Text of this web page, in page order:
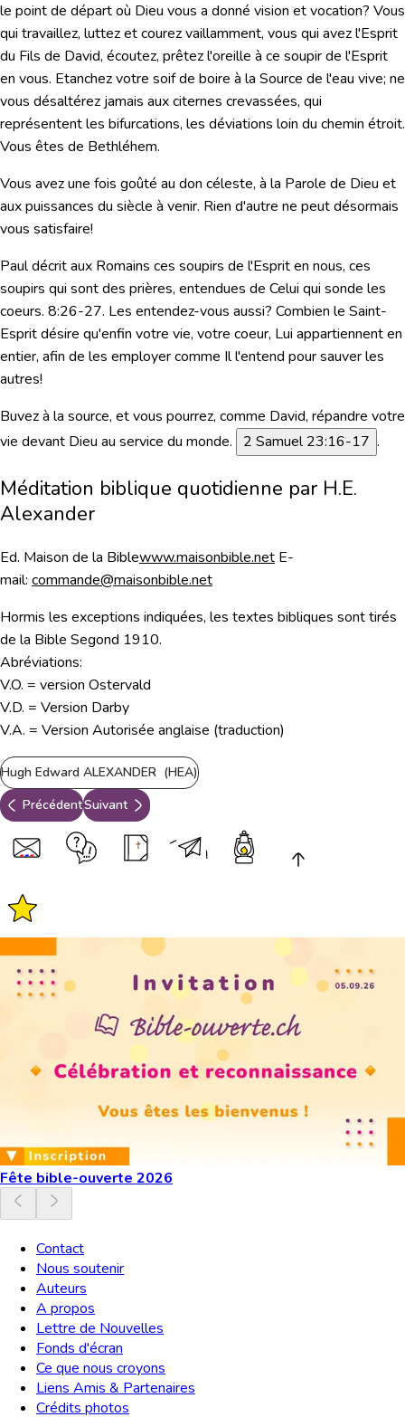
le point de départ où Dieu vous a donné vision et vocation? Vous
qui travaillez, luttez et courez vaillamment, vous qui avez l'Esprit
du Fils de David, écoutez, prêtez l'oreille à ce soupir de l'Esprit
en vous. Etanchez votre soif de boire à la Source de l'eau vive; ne
vous désaltérez jamais aux citernes crevassées, qui
représentent les bifurcations, les déviations loin du chemin étroit.
Vous êtes de Bethléhem.
Vous avez une fois goûté au don céleste, à la Parole de Dieu et
aux puissances du siècle à venir. Rien d'autre ne peut désormais
vous satisfaire!
Paul décrit aux Romains ces soupirs de l'Esprit en nous, ces
soupirs qui sont des prières, entendues de Celui qui sonde les
coeurs. 8:26-27. Les entendez-vous aussi? Combien le Saint-
Esprit désire qu'enfin votre vie, votre coeur, Lui appartiennent en
entier, afin de les employer comme Il l'entend pour sauver les
autres!
Buvez à la source, et vous pourrez, comme David, répandre votre
vie devant Dieu au service du monde.
2 Samuel 23:16-17 .
Méditation biblique quotidienne par H.E.
Alexander
Ed. Maison de la Biblewww.maisonbible.net E-
mail: commande@maisonbible.net
Hormis les exceptions indiquées, les textes bibliques sont tirés
de la Bible Segond 1910.
Abréviations:
V.O. = version Ostervald
V.D. = Version Darby
V.A. = Version Autorisée anglaise (traduction)
Hugh Edward ALEXANDER (HEA)
PrécédentSuivant
Fête bible-ouverte 2026
Contact
Nous soutenir
Auteurs
A propos
Lettre de Nouvelles
Fonds d'écran
Ce que nous croyons
Liens Amis & Partenaires
Crédits photos